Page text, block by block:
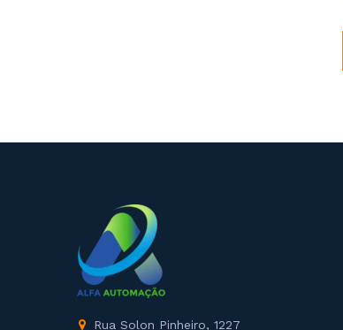
Rua Solon Pinheiro, 1227